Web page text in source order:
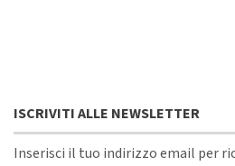
ISCRIVITI ALLE NEWSLETTER
Inserisci il tuo indirizzo email per